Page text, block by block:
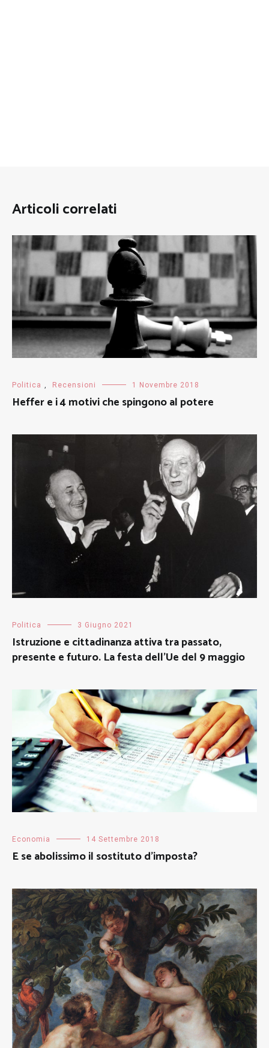
Articoli correlati
Politica , Recensioni 1 Novembre 2018
Heffer e i 4 motivi che spingono al potere
Politica 3 Giugno 2021
Istruzione e cittadinanza attiva tra passato,
presente e futuro. La festa dell’Ue del 9 maggio
Economia 14 Settembre 2018
E se abolissimo il sostituto d’imposta?